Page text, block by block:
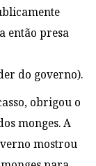
então presa
do governo).
obrigou o
monges. A
mostrou